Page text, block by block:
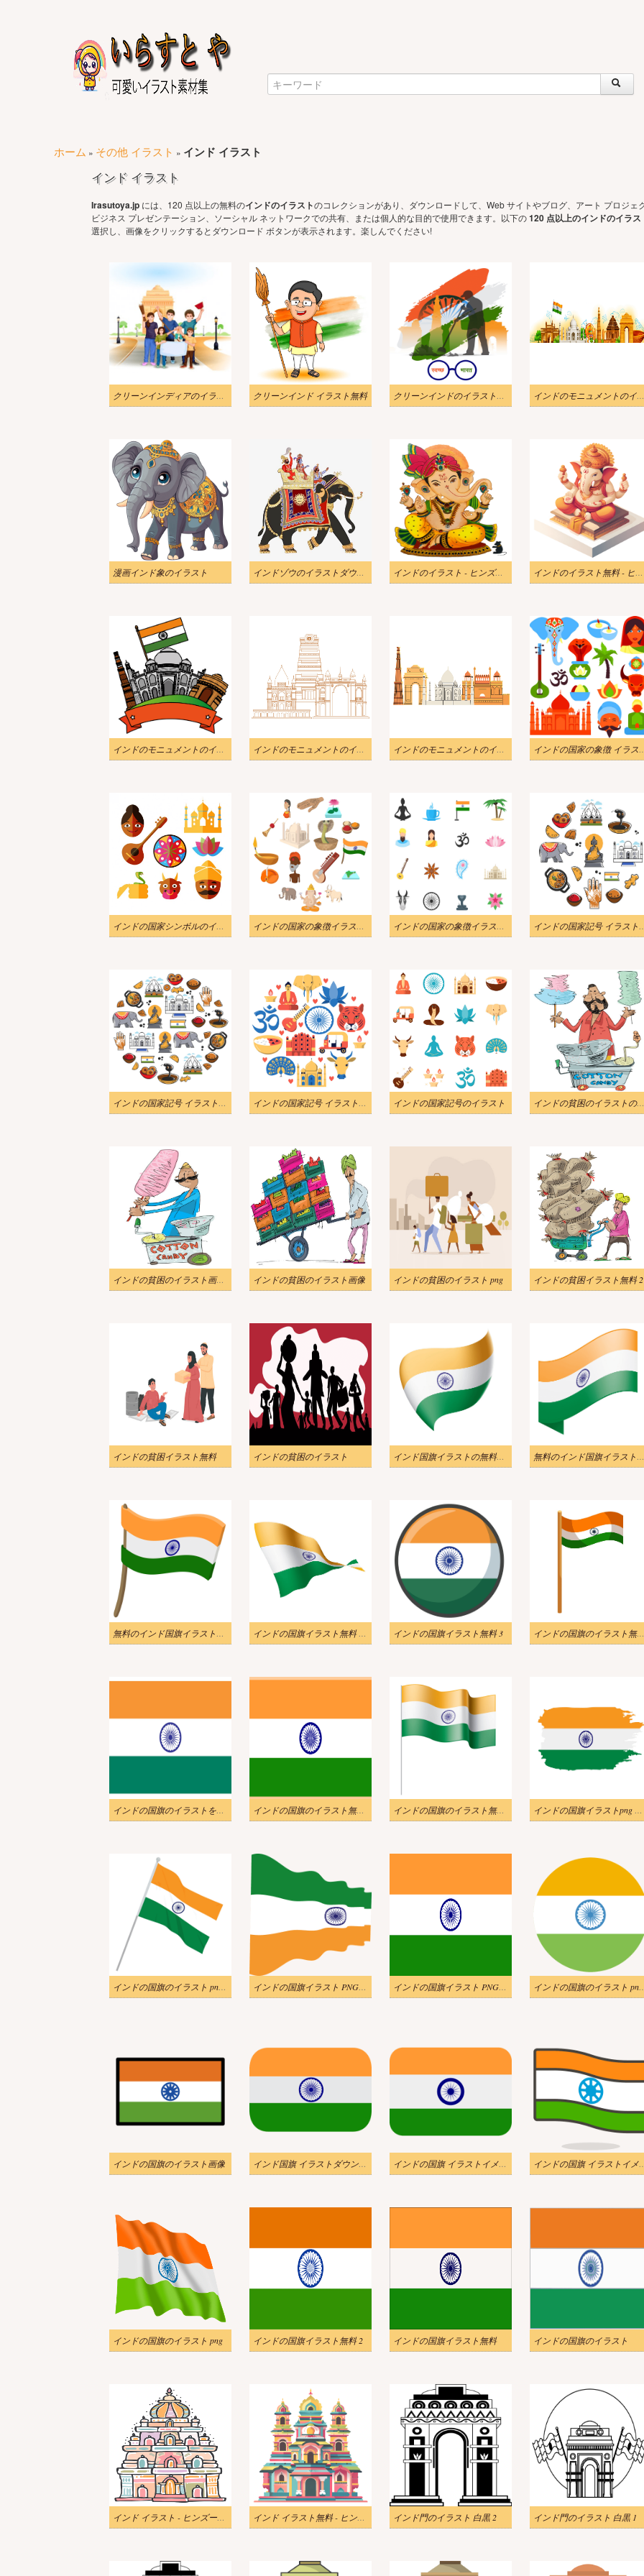
ホーム » その他 イラスト » インド イラスト
インド イラスト
Irasutoya.jp には、120 点以上の無料のインドのイラストのコレクションがあり、ダウンロードして、Web サイトやブログ、アート プロジェ
ビジネス プレゼンテーション、ソーシャル ネットワークでの共有、または個人的な目的で使用できます。以下の120 点以上のインドのイラス
選択し、画像をクリックするとダウンロード ボタンが表示されます。楽しんでください!
クリーンインディアのイラスト画像 クリーンインド イラスト無料 クリーンインドのイラスト無料 インドのモニュメントのイラスト画像
漫画インド象のイラスト インドゾウのイラストダウンロード インドのイラスト - ヒンズー教のガネーシャ像 インドのイラスト無料 - ヒンドゥー教のガネーシャ
インドのモニュメントのイラスト png インドのモニュメントのイラスト無料 インドのモニュメントのイラスト インドの国
インドの国家シンボルのイラストのダウンロード インドの国家の象徴イラスト画像 2 インドの国家の象徴イラスト画像 インドの国
インドの国家記号 イラスト無料 2 インドの国家記号 イラスト無料 インドの国家記号のイラスト インドの貧困のイラストのダウンロード
インドの貧困のイラスト画像 2 インドの貧困のイラスト画像 インドの貧困のイラスト png インドの貧困イラスト無料 2
インドの貧困イラスト無料 インドの貧困のイラスト インド国旗イラストの無料ダウンロード 無料のインド国旗イラスト画像 2
無料のインド国旗イラスト画像 インドの国旗イラスト無料 png インドの国旗イラスト無料 3 インドの国旗のイラスト無料画像 3
インドの国旗のイラストを無料でダウンロード インドの国旗のイラスト無料画像 2 インドの国旗のイラスト無料画像 インドの国旗イラストpng 画像
インドの国旗のイラスト png ダウンロード インドの国旗イラスト PNG イメージ 2 インドの国旗イラスト PNG イメージ インドの国
インドの国旗のイラスト画像 インド国旗 イラストダウンロード インドの国旗 イラストイメージ 2 インドの国
インドの国旗のイラスト png インドの国旗イラスト無料 2 インドの国旗イラスト無料 インドの国旗のイラスト
インド イラスト - ヒンズー教寺院のイメージ インド イラスト無料 - ヒンズー教寺院の画像 インド門のイラスト 白黒 2 インド門のイラスト 白黒 1